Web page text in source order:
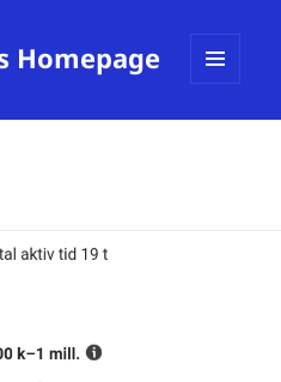
Homepage